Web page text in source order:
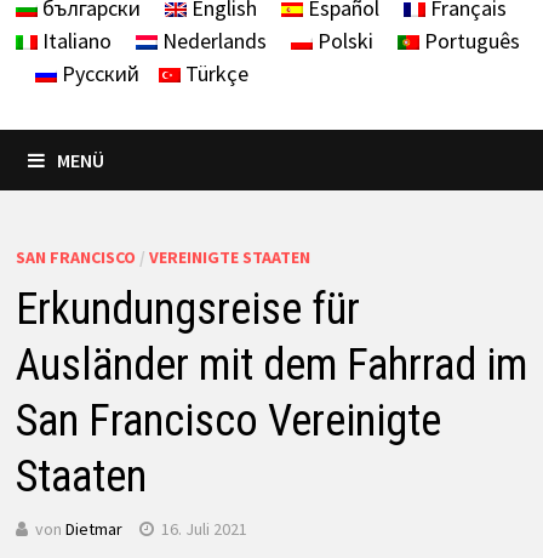
български
English Español
Français
Italiano
Nederlands Polski
Português
Русский
Türkçe
MENÜ
SAN FRANCISCO / VEREINIGTE STAATEN
Erkundungsreise für
Ausländer mit dem Fahrrad im
San Francisco Vereinigte
Staaten
von Dietmar 16. Juli 2021